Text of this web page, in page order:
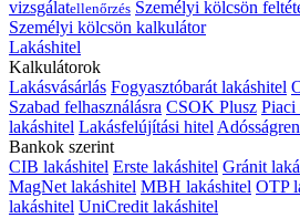
vizsgálatellenőrzés Személyi kölcsön
Személyi kölcsön kalkulátor
Lakáshitel
Kalkulátorok
Lakásvásárlás Fogyasztóbarát lakáshitel
Szabad felhasználásra CSOK Plusz Piaci
lakáshitel Lakásfelújítási hitel
Bankok szerint
CIB lakáshitel Erste lakáshitel Gránit
MagNet lakáshitel MBH lakáshitel OTP
lakáshitel UniCredit lakáshitel